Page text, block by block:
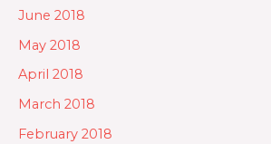
June 2018
May 2018
April 2018
March 2018
February 2018